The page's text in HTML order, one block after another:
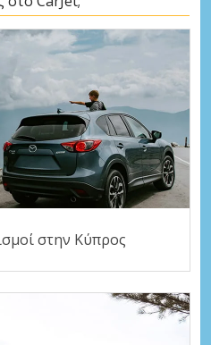
στην Κύπρος